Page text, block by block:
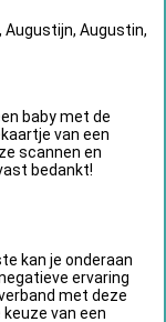
Augustin,
baby met de
van een
scannen en
bedankt!
kan je onderaan
ervaring
met deze
van een